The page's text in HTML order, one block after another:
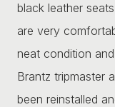
black leather
are very
neat condition
Brantz tripmaster
been reinstalled